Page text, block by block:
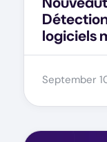
logiciels
September